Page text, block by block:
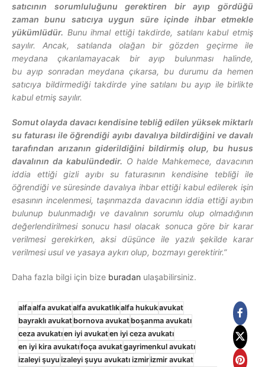
satıcının sorumluluğunu gerektiren birayıp gördüğü
zaman bunu satıcıya uygun süre içinde ihbar etmekle
yükümlüdür. Bunu ihmal ettiği takdirde, satılanı kabul etmiş
sayılır. Ancak, satılanda olağan bir gözden geçirme ile
meydana çıkarılamayacak birayıp bulunması halinde,
bu ayıp sonradan meydana çıkarsa, bu durumu da hemen
satıcıya bildirmediği takdirde yine satılanı bu ayıp ile birlikte
kabul etmiş sayılır.
Somut olayda davacı kendisine tebliğ edilen yüksek miktarlı
su faturası ile öğrendiği ayıbı davalıya bildirdiğini ve davalı
tarafından arızanın giderildiğini bildirmiş olup, bu husus
davalının da kabulündedir. O halde Mahkemece, davacının
iddia ettiği gizli ayıbı su faturasının kendisine tebliği ile
öğrendiği ve süresinde davalıya ihbar ettiği kabul edilerek işin
esasının incelenmesi, taşınmazda davacının iddia ettiği ayıbın
bulunup bulunmadığı ve davalının sorumlu olup olmadığının
değerlendirilmesi sonucu hasıl olacak sonuca göre bir karar
verilmesi gerekirken, aksi düşünce ile yazılı şekilde karar
verilmesi usul ve yasaya aykırı olup, bozmayı gerektirir.”
Daha fazla bilgi için bize buradan ulaşabilirsiniz.
alfaalfa avukatalfa avukatlıkalfa hukukavukat
bayraklı avukatbornova avukatboşanma avukatı
ceza avukatıen iyi avukaten iyi ceza avukatı
en iyi kira avukatıfoça avukatgayrimenkul avukatı
izaleyi şuyu izaleyi şuyu avukatı izmirizmir avukat